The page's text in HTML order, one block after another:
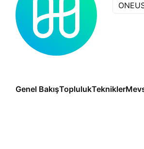
Genel BakışToplulukTeknikler